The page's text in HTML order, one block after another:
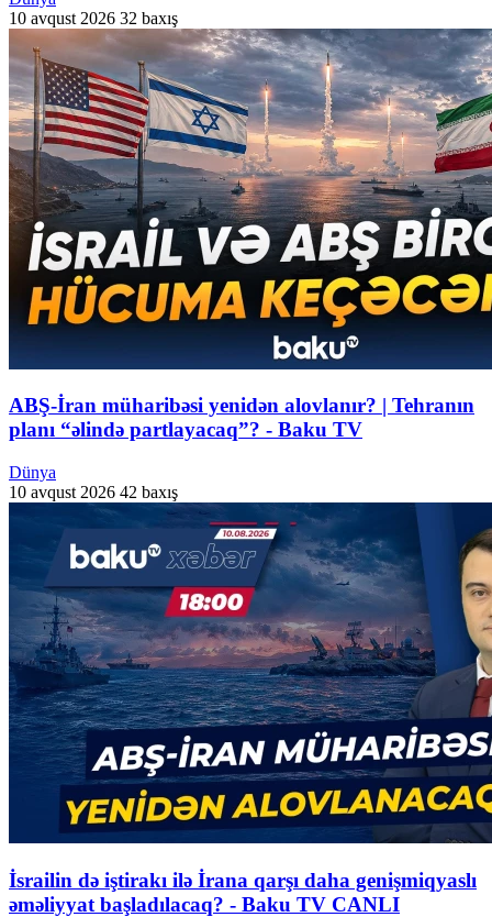
10 avqust 2026 32 baxış
ABŞ-İran müharibəsi yenidən alovlanır? | Tehranın
planı “əlində partlayacaq”? - Baku TV
Dünya
10 avqust 2026 42 baxış
İsrailin də iştirakı ilə İrana qarşı daha genişmiqyaslı
əməliyyat başladılacaq? - Baku TV CANLI